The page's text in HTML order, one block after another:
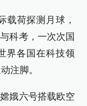
载荷探测月球，
科考，一次次国
界各国在科技领
注脚。
娥六号搭载欧空